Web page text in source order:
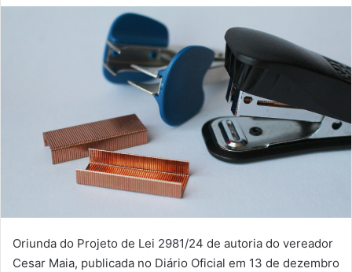
mail
Oriunda do Projeto de Lei 2981/24 de autoria do vereador
Cesar Maia, publicada no Diário Oficial em 13 de dezembro